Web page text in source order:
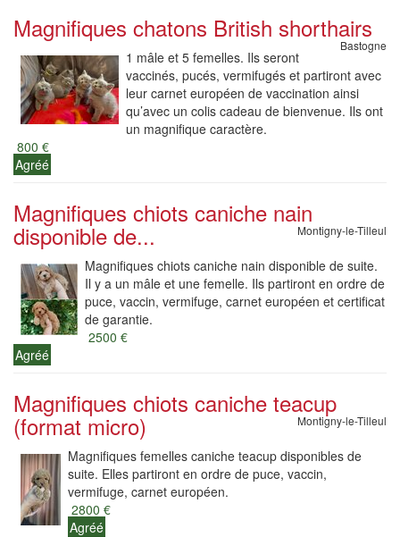
Magnifiques chatons British shorthairs
Bastogne
1 mâle et 5 femelles. Ils seront
vaccinés, pucés, vermifugés et partiront avec
leur carnet européen de vaccination ainsi
qu’avec un colis cadeau de bienvenue. Ils ont
un magnifique caractère.
800 €
Agréé
Magnifiques chiots caniche nain
disponible de... Montigny-le-Tilleul
Magnifiques chiots caniche nain disponible de suite.
Il y a un mâle et une femelle. Ils partiront en ordre de
puce, vaccin, vermifuge, carnet européen et certificat
de garantie.
2500 €
Agréé
Magnifiques chiots caniche teacup
(format micro) Montigny-le-Tilleul
Magnifiques femelles caniche teacup disponibles de
suite. Elles partiront en ordre de puce, vaccin,
vermifuge, carnet européen.
2800 €
Agréé